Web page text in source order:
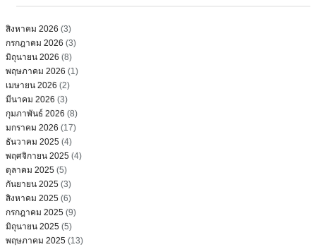
สิงหาคม 2026 (3)
กรกฎาคม 2026 (3)
มิถุนายน 2026 (8)
พฤษภาคม 2026 (1)
เมษายน 2026 (2)
มีนาคม 2026 (3)
กุมภาพันธ์ 2026 (8)
มกราคม 2026 (17)
ธันวาคม 2025 (4)
พฤศจิกายน 2025 (4)
ตุลาคม 2025 (5)
กันยายน 2025 (3)
สิงหาคม 2025 (6)
กรกฎาคม 2025 (9)
มิถุนายน 2025 (5)
พฤษภาคม 2025 (13)